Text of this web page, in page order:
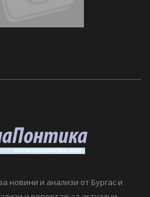
новини и анализи от Бургас и